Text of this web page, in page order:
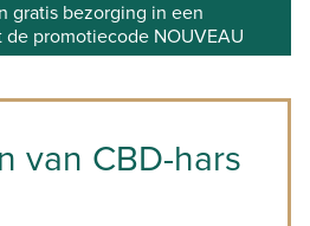
gratis bezorging in een
promotiecode NOUVEAU
van CBD-hars